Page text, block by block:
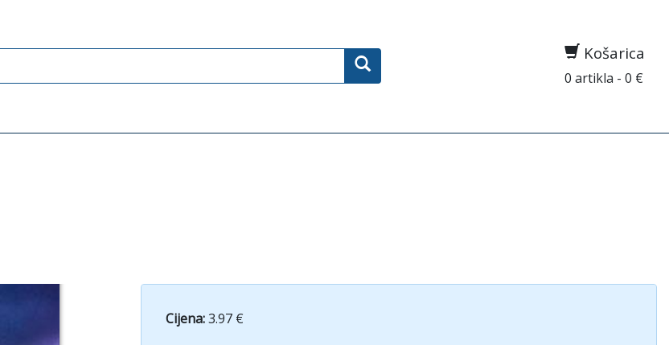
Košarica
0 artikla - 0 €
Cijena:3.97 €